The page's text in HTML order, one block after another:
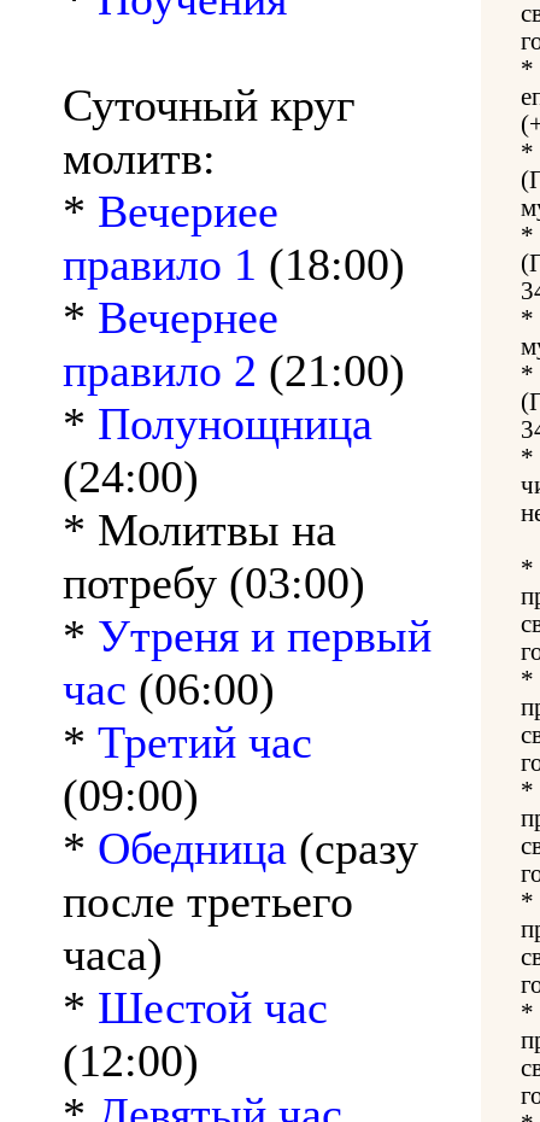
Суточный круг
молитв:
* Вечериее
правило 1 (18:00)
* Вечернее
правило 2 (21:00)
* Полунощница
(24:00)
* Молитвы на
потребу (03:00)
* Утреня и первый
час (06:00)
* Третий час
(09:00)
* Обедница (сразу
после третьего
часа)
* Шестой час
(12:00)
*
*
*
*
*
*
*
*
*
*
*